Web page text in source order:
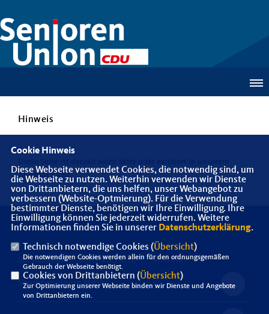
Hinweis
Angebot nicht.
IMPRESSUM DATENSCHUTZ KONTAKT
Senioren Union NRW
Cookie Hinweis
Diese Webseite verwendet Cookies, die notwendig sind, um
die Webseite zu nutzen. Weiterhin verwenden wir Dienste
von Drittanbietern, die uns helfen, unser Webangebot zu
verbessern (Website-Optmierung). Für die Verwendung
bestimmter Dienste, benötigen wir Ihre Einwilligung. Ihre
Einwilligung können Sie jederzeit widerrufen. Weitere
Informationen finden Sie in unserer Datenschutzerklärung.
Technisch notwendige Cookies (Übersicht)
Die notwendigen Cookies werden allein für den ordnungsgemäßen
Gebrauch der Webseite benötigt.
Cookies von Drittanbietern (Übersicht)
Zur Optimierung unserer Webseite binden wir Dienste und Angebote
von Drittanbietern ein.